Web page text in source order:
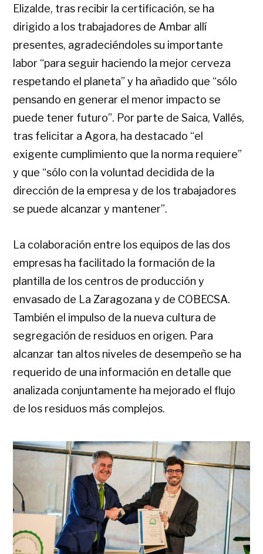
Elizalde, tras recibir la certificación, se ha
dirigido a los trabajadores de Ambar allí
presentes, agradeciéndoles su importante
labor “para seguir haciendo la mejor cerveza
respetando el planeta” y ha añadido que “sólo
pensando en generar el menor impacto se
puede tener futuro”. Por parte de Saica, Vallés,
tras felicitar a Agora, ha destacado “el
exigente cumplimiento que la norma requiere”
y que “sólo con la voluntad decidida de la
dirección de la empresa y de los trabajadores
se puede alcanzar y mantener”.
La colaboración entre los equipos de las dos
empresas ha facilitado la formación de la
plantilla de los centros de producción y
envasado de La Zaragozana y de COBECSA.
También el impulso de la nueva cultura de
segregación de residuos en origen. Para
alcanzar tan altos niveles de desempeño se ha
requerido de una información en detalle que
analizada conjuntamente ha mejorado el flujo
de los residuos más complejos.